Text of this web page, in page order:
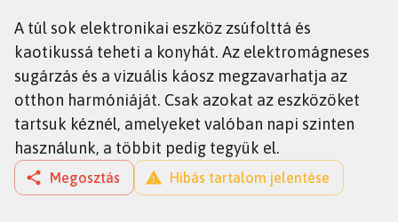
A túl sok elektronikai eszköz zsúfolttá és
kaotikussá teheti a konyhát. Az elektromágneses
sugárzás és a vizuális káosz megzavarhatja az
otthon harmóniáját. Csak azokat az eszközöket
tartsuk kéznél, amelyeket valóban napi szinten
használunk, a többit pedig tegyük el.
Megosztás Hibás tartalom jelentése